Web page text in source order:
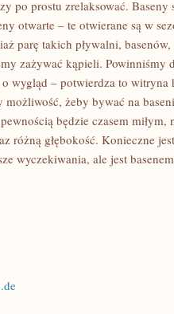
po prostu zrelaksować. Baseny
otwarte – te otwierane są w
parę takich pływalni,
zażywać kąpieli. Powinniśmy
wygląd – potwierdza to witryna
możliwość, żeby bywać na
będzie czasem
różną głębokość. Konieczne
wyczekiwania, ale jest